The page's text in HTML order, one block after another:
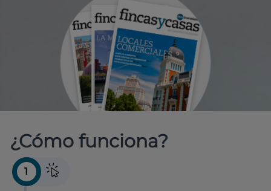
¿Cómo funciona?
1